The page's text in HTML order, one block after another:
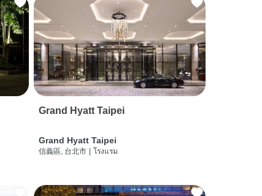
Grand Hyatt Taipei
Grand Hyatt Taipei
信義區, 台北市 โรงแรม